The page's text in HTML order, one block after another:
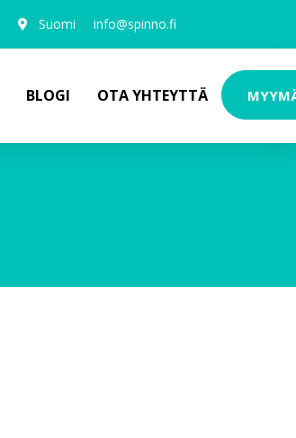
Suomi info@spinno.fi
BLOGI OTA YHTEYTTÄ